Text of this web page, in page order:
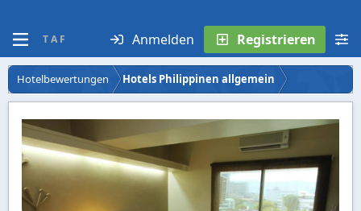
T A F Anmelden Registrieren
Hotelbewertungen Hotels Philippinen allgemein